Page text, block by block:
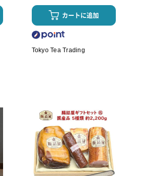
カートに追加
Tokyo Tea Trading